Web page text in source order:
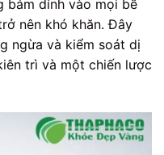
bám dính vào mọi bề
nên khó khăn. Đây
ngừa và kiểm soát dị
trì và một chiến lược